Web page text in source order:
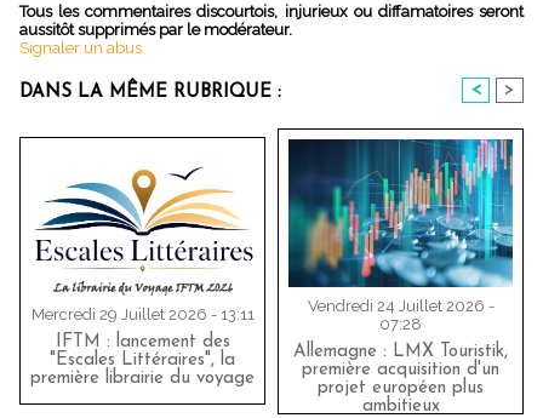
Tous les commentaires discourtois, injurieux ou diffamatoires seront
aussitôt supprimés par le modérateur.
Signaler un abus
DANS LA MÊME RUBRIQUE : < >
Mercredi 29 Juillet 2026 - 13:11
IFTM : lancement des
"Escales Littéraires", la
première librairie du voyage
Vendredi 24 Juillet 2026 -
07:28
Allemagne : LMX Touristik,
première acquisition d'un
projet européen plus
ambitieux